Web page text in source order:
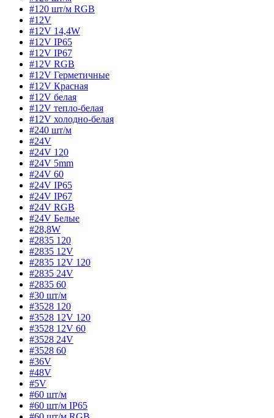
#120 шт/м RGB
#12V
#12V 14,4W
#12V IP65
#12V IP67
#12V RGB
#12V Герметичные
#12V Красная
#12V белая
#12V тепло-белая
#12V холодно-белая
#240 шт/м
#24V
#24V 120
#24V 5mm
#24V 60
#24V IP65
#24V IP67
#24V RGB
#24V Белые
#28,8W
#2835 120
#2835 12V
#2835 12V 120
#2835 24V
#2835 60
#30 шт/м
#3528 120
#3528 12V 120
#3528 12V 60
#3528 24V
#3528 60
#36V
#48V
#5V
#60 шт/м
#60 шт/м IP65